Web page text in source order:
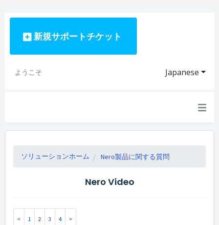
新規サポートチケット
Japanese
ようこそ
ソリューションホーム Nero製品に関する質問
Nero Video
1 2 3 4